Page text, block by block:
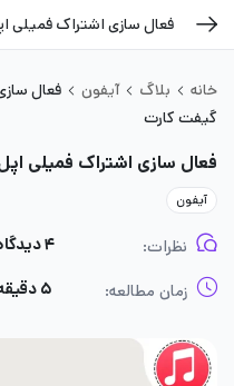
فعال سازی اشتراک فمیلی
خانه بلاگ آیفون
فعال
گیفت کارت
فعال سازی اشتراک فمیلی
آیفون
نظرات: ۴ دیدگاه
زمان مطالعه: ۵ دقیقه